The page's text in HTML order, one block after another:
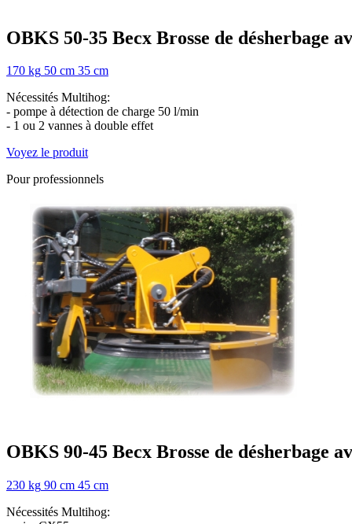
OBKS 50-35 Becx Brosse de désherbage
170 kg 50 cm 35 cm
Nécessités Multihog:
- pompe à détection de charge 50 l/min
- 1 ou 2 vannes à double effet
Voyez le produit
Pour professionnels
OBKS 90-45 Becx Brosse de désherbage
230 kg 90 cm 45 cm
Nécessités Multihog: